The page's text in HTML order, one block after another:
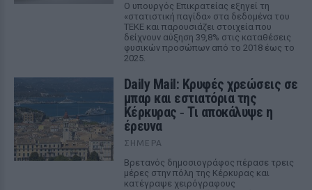
Ο υπουργός Επικρατείας εξηγεί τη
«στατιστική παγίδα» στα δεδομένα του
ΤΕΚΕ και παρουσιάζει στοιχεία που
δείχνουν αύξηση 39,8% στις καταθέσεις
φυσικών προσώπων από το 2018 έως το
2025.
Daily Mail: Κρυφές χρεώσεις σε
μπαρ και εστιατόρια της
Κέρκυρας ‑ Τι αποκάλυψε η
έρευνα
ΣΉΜΕΡΑ
Βρετανός δημοσιογράφος πέρασε τρεις
μέρες στην πόλη της Κέρκυρας και
κατέγραψε χειρόγραφους